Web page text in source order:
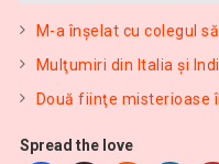
M-a înșelat cu colegul
Mulţumiri din Italia și
Două fiinţe misterioase
Spread the love